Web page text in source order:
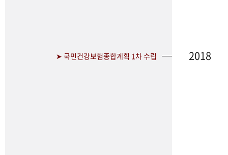
➤ 국민건강보험종합계획 1차 수립 2018